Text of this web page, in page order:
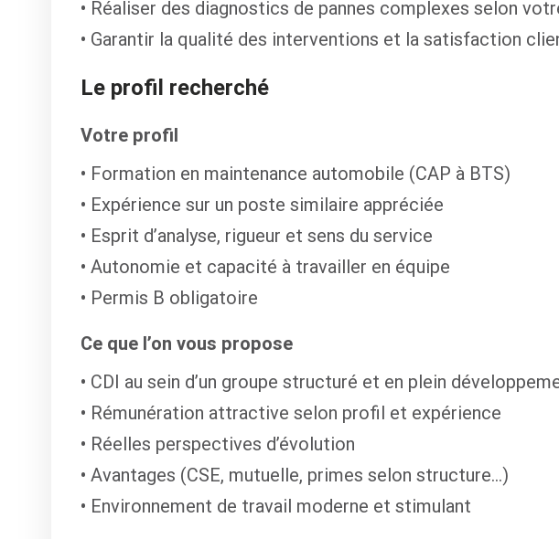
Réaliser des diagnostics de pannes complexes selon
Garantir la qualité des interventions et la satisfaction
Le profil recherché
Votre profil
Formation en maintenance automobile (CAP à BTS)
Expérience sur un poste similaire appréciée
Esprit d’analyse, rigueur et sens du service
Autonomie et capacité à travailler en équipe
Permis B obligatoire
Ce que l’on vous propose
CDI au sein d’un groupe structuré et en plein
Rémunération attractive selon profil et expérience
Réelles perspectives d’évolution
Avantages (CSE, mutuelle, primes selon structure…)
Environnement de travail moderne et stimulant